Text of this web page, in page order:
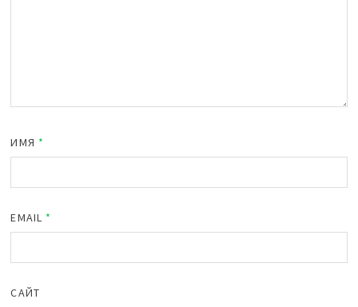
ИМЯ *
EMAIL *
САЙТ